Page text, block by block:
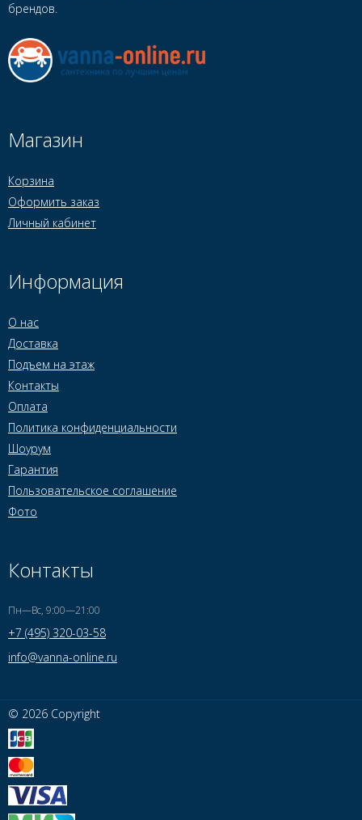
брендов.
Магазин
Корзина
Оформить заказ
Личный кабинет
Информация
О нас
Доставка
Подъем на этаж
Контакты
Оплата
Политика конфиденциальности
Шоурум
Гарантия
Пользовательское соглашение
Фото
Контакты
Пн—Вс, 9:00—21:00
+7 (495) 320-03-58
info@vanna-online.ru
© 2026 Copyright